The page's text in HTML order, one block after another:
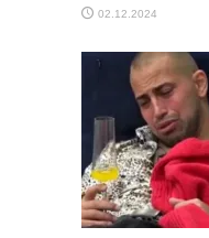
02.12.2024